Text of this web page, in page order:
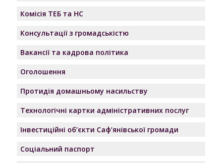
Комісія ТЕБ та НС
Консультації з громадськістю
Вакансії та кадрова політика
Оголошення
Протидія домашньому насильству
Технологічні картки адміністративних послуг
Інвестиційні об’єкти Саф’янівської громади
Соціальний паспорт